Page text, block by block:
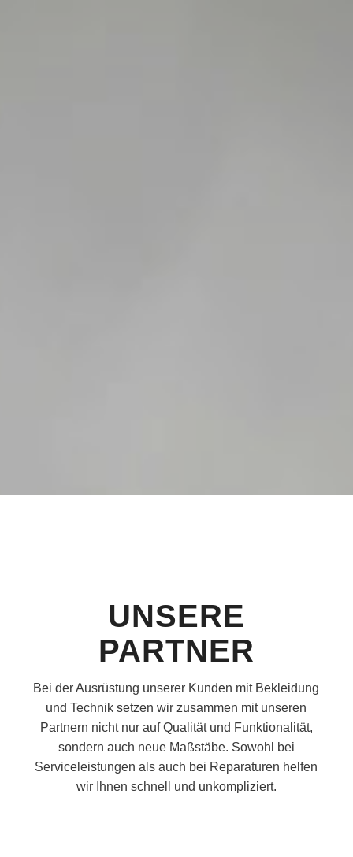
UNSERE
PARTNER
Bei der Ausrüstung unserer Kunden mit Bekleidung
und Technik setzen wir zusammen mit unseren
Partnern nicht nur auf Qualität und Funktionalität,
sondern auch neue Maßstäbe. Sowohl bei
Serviceleistungen als auch bei Reparaturen helfen
wir Ihnen schnell und unkompliziert.